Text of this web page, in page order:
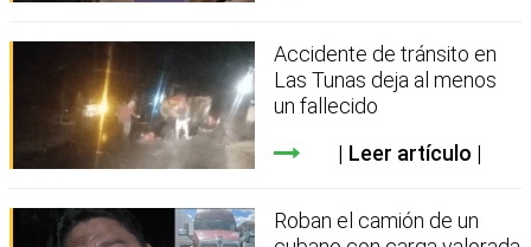
Accidente de tránsito en
Las Tunas deja al menos
un fallecido
Leer artículo
Roban el camión de un